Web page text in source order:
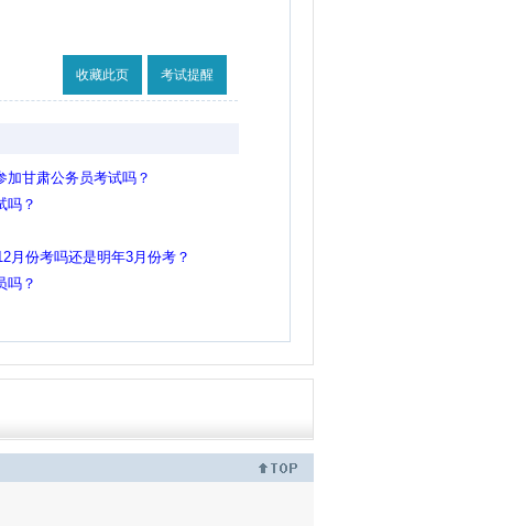
收藏此页 考试提醒
加甘肃公务员考试吗？
吗？
月份考吗还是明年3月份考？
吗？